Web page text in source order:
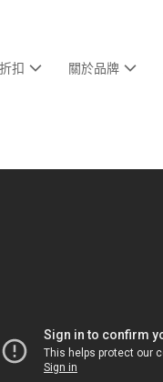
扣 關於品牌